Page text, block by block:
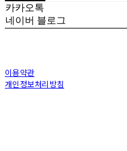
카카오톡
네이버 블로그
이용약관
개인정보처리방침